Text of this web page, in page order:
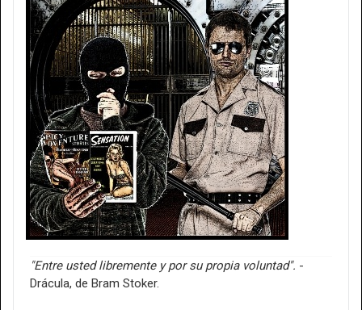
"Entre usted libremente y por su propia voluntad". -
Drácula, de Bram Stoker.